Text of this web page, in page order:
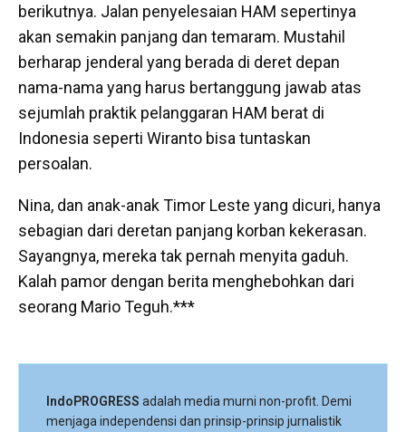
berikutnya. Jalan penyelesaian HAM sepertinya
akan semakin panjang dan temaram. Mustahil
berharap jenderal yang berada di deret depan
nama-nama yang harus bertanggung jawab atas
sejumlah praktik pelanggaran HAM berat di
Indonesia seperti Wiranto bisa tuntaskan
persoalan.
Nina, dan anak-anak Timor Leste yang dicuri, hanya
sebagian dari deretan panjang korban kekerasan.
Sayangnya, mereka tak pernah menyita gaduh.
Kalah pamor dengan berita menghebohkan dari
seorang Mario Teguh.***
IndoPROGRESS adalah media murni non-profit. Demi
menjaga independensi dan prinsip-prinsip jurnalistik